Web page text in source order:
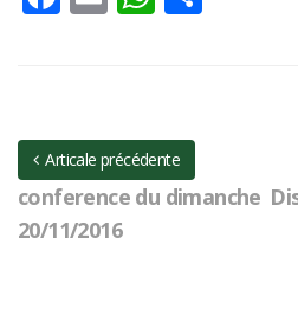
Articale précédente
conference du dimanche
20/11/2016